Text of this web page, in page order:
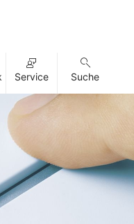
Service Suche